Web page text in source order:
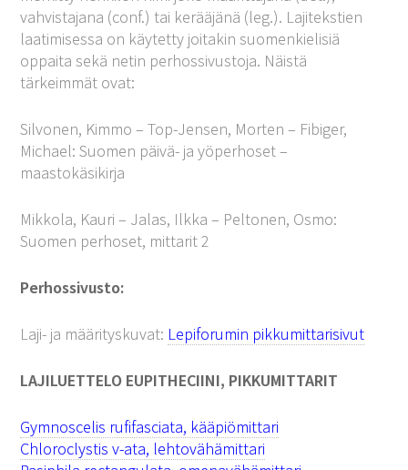
vahvistajana (conf.) tai kerääjänä (leg.). Lajitekstien
laatimisessa on käytetty joitakin suomenkielisiä
oppaita sekä netin perhossivustoja. Näistä
tärkeimmät ovat:
Silvonen, Kimmo – Top-Jensen, Morten – Fibiger,
Michael: Suomen päivä- ja yöperhoset –
maastokäsikirja
Mikkola, Kauri – Jalas, Ilkka – Peltonen, Osmo:
Suomen perhoset, mittarit 2
Perhossivusto:
Laji- ja määrityskuvat: Lepiforumin pikkumittarisivut
LAJILUETTELO EUPITHECIINI, PIKKUMITTARIT
Gymnoscelis rufifasciata, kääpiömittari
Chloroclystis v-ata, lehtovähämittari